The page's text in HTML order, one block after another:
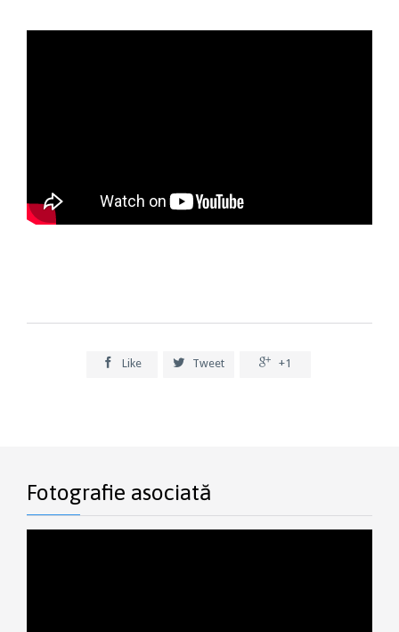
 Like  Tweet  +1
Fotografie asociată